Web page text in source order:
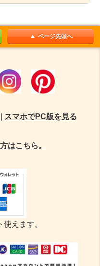
ページ先頭へ
スマホでPC版を見る
はこちら。
えます。